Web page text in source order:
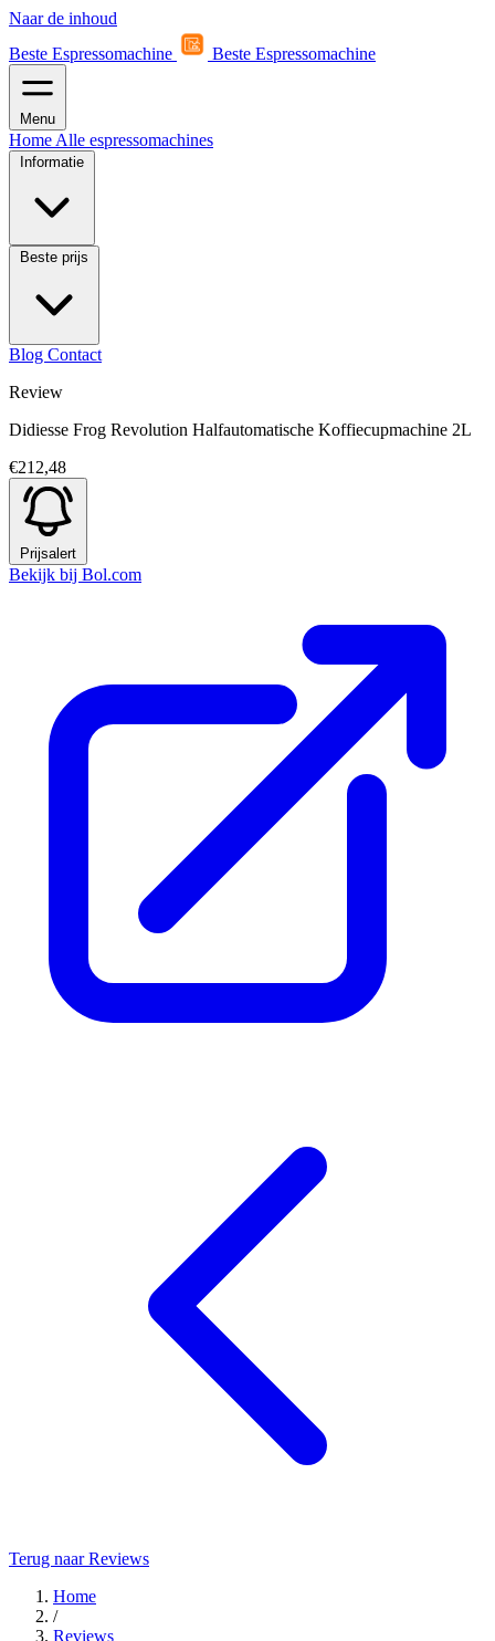
Naar de inhoud
Beste Espressomachine
Beste Espressomachine
Menu
Home Alle espressomachines
Informatie
Beste prijs
Blog Contact
Review
Didiesse Frog Revolution Halfautomatische Koffiecupmachine 2L
€212,48
Prijsalert
Bekijk bij Bol.com
Terug naar Reviews
Home
/
Reviews